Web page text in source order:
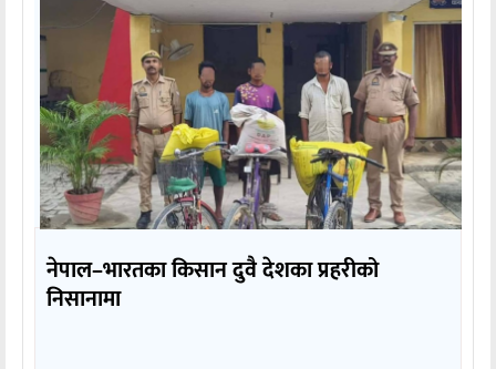
नेपाल–भारतका किसान दुवै देशका प्रहरीको
निसानामा